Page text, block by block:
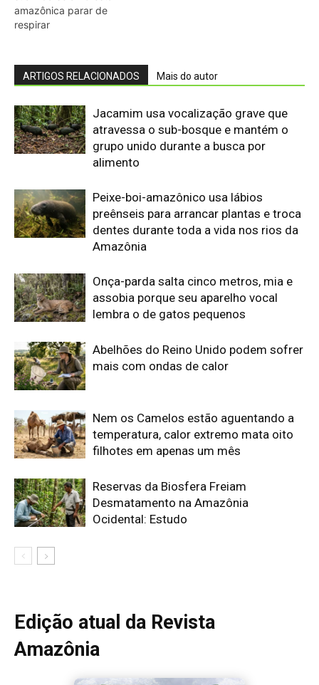
📖 Ler agora
Mais lidas da semana
Peixe-lua emerge horizontalmente na superfície oceânica para
permitir que aves marinhas removam ectoparasitas